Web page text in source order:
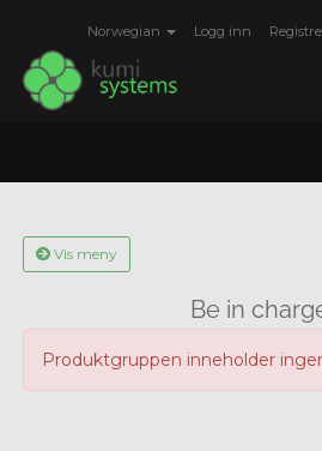
Norwegian Logg inn
Vis meny
Be in
Produktgruppen inneholder